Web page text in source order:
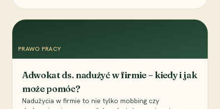
PRAWO PRACY
Adwokat ds. nadużyć w firmie – kiedy i jak
może pomóc?
Nadużycia w firmie to nie tylko mobbing czy